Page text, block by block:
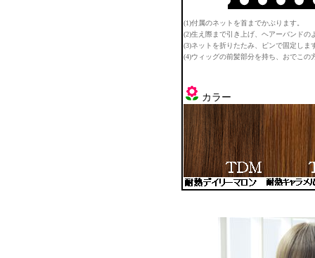
(1)付属のネットを首までかぶります。
(2)生え際まで引き上げ、ヘアーバンドの
(3)ネットを折りたたみ、ピンで固定しま
(4)ウィッグの前髪部分を持ち、おでこ
カラー